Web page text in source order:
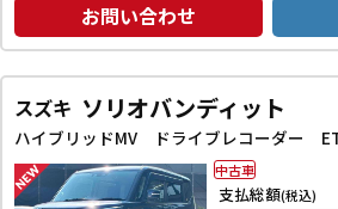
お問い合わせ
スズキ ソリオバンディット
支払総額(税込)
中古車